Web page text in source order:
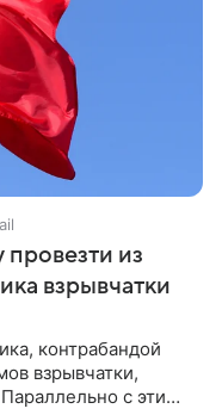
из
взрывчатки
контрабандой
взрывчатки,
с этим